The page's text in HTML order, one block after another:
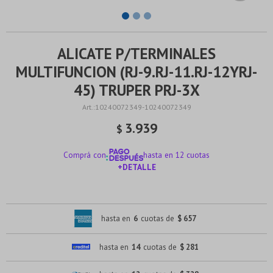
ALICATE P/TERMINALES
MULTIFUNCION (RJ-9.RJ-11.RJ-12YRJ-
45) TRUPER PRJ-3X
10240072349-10240072349
$ 3.939
Comprá con
hasta en 12 cuotas
+DETALLE
hasta en 6 cuotas de $ 657
hasta en 14 cuotas de $ 281